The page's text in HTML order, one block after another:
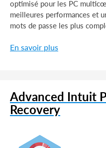
optimisé pour les PC
meilleures performances et
mots de passe les plus
En savoir plus
Advanced Intuit
Recovery